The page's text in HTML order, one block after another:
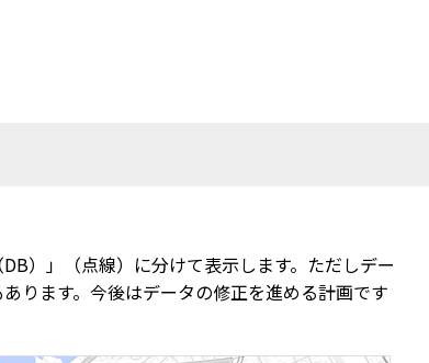
）」（点線）に分けて表示します。ただしデー
ります。今後はデータの修正を進める計画です